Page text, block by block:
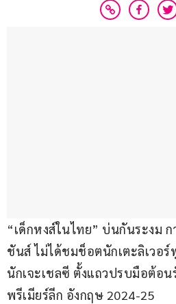
“เด็กหงส์ในไทย” บ่นกันระงม
ชันส์ ไม่ได้ชมช็อตนักเตะลิเวอร์
นักเจะเชลซี ตั้งแถวปรบมือต้อ
พรีเมียร์ลีก อังกฤษ 2024-25